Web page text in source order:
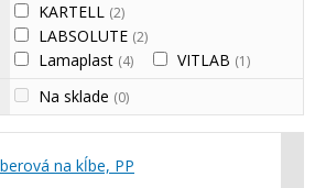
KARTELL (2)
LABSOLUTE (2)
Lamaplast (4) VITLAB (1)
Na sklade (0)
na kĺbe, PP